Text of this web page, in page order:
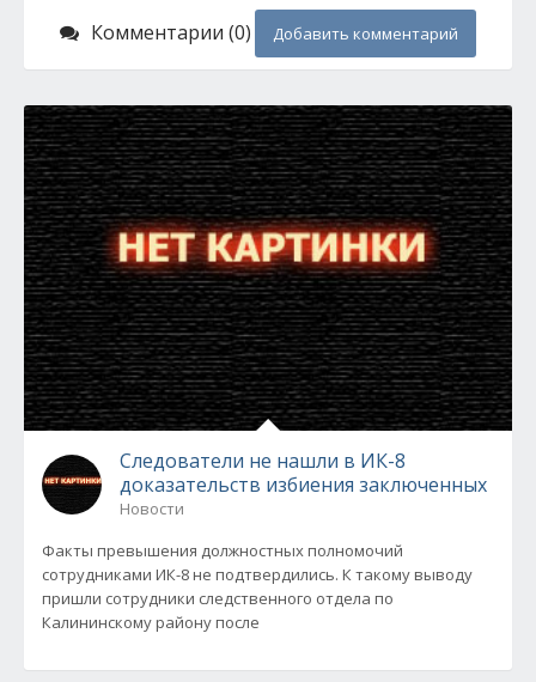
Комментарии (0) Добавить комментарий
Следователи не нашли в ИК-8
доказательств избиения заключенных
Новости
Факты превышения должностных полномочий
сотрудниками ИК-8 не подтвердились. К такому выводу
пришли сотрудники следственного отдела по
Калининскому району после